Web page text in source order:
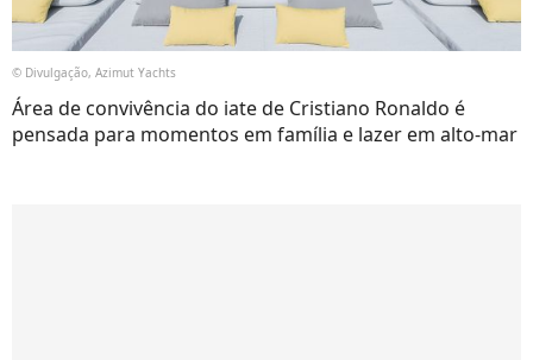
© Divulgação, Azimut Yachts
Área de convivência do iate de Cristiano Ronaldo é
pensada para momentos em família e lazer em alto-mar